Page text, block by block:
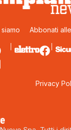
Abbonati
Privacy